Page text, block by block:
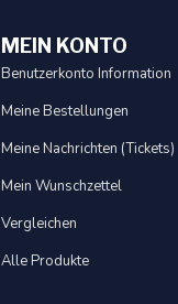
MEIN KONTO
Benutzerkonto Information
Meine Bestellungen
Meine Nachrichten (Tickets)
Mein Wunschzettel
Vergleichen
Alle Produkte